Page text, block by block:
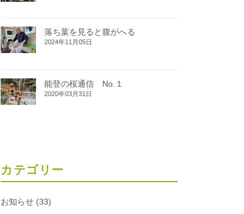
落ち葉を見ると腹がへる
2024年11月05日
能登の桜通信 No.１
2020年03月31日
カテゴリー
お知らせ (33)